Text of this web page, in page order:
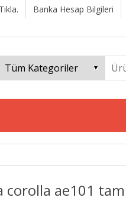
Banka Hesap Bilgileri
corolla ae101